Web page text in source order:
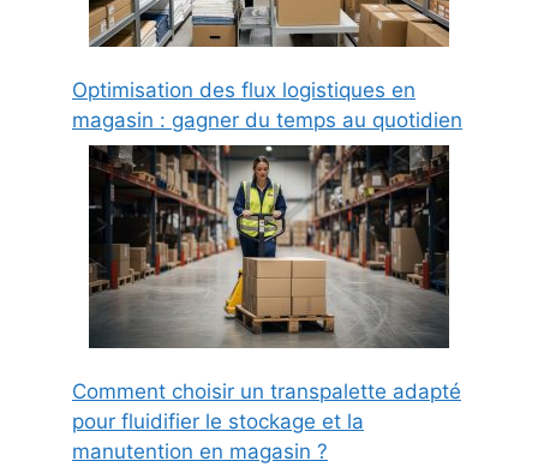
Optimisation des flux logistiques en
magasin : gagner du temps au quotidien
Comment choisir un transpalette adapté
pour fluidifier le stockage et la
manutention en magasin ?